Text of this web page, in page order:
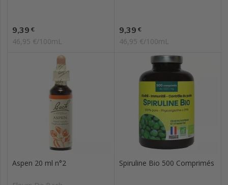
Prix
9,39 €
46,95 €/100mL
Prix
9,39 €
46,95 €/100mL
Aspen 20 ml n°2 Spiruline Bio 500 Comprimés